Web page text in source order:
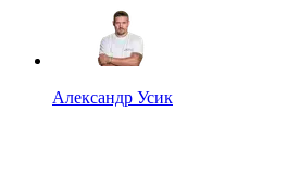
Александр Усик